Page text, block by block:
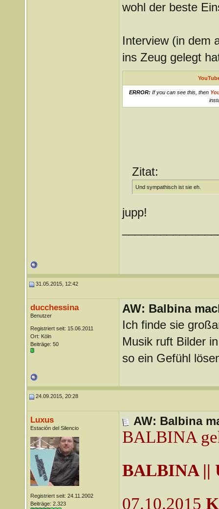
wohl der beste
Interview (in dem
ins Zeug gelegt
ERROR: If you can see this, then
Zitat:
Und sympathisch ist sie eh.
jupp!
31.05.2015, 12:42
ducchessina
Benutzer
Registriert seit: 15.06.2011
Ort: Köln
Beiträge: 50
AW: Balbina
Ich finde sie
Musik ruft Bilder
so ein Gefühl
24.09.2015, 20:28
Luxus
Estación del Silencio
Registriert seit: 24.11.2002
Beiträge: 2.323
AW: Balbina
BALBINA
BALBINA ||
07.10.2015